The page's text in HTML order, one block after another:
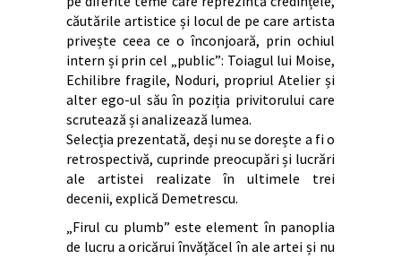
căutările artistice și locul de pe care artista
privește ceea ce o înconjoară, prin ochiul
intern și prin cel „public”: Toiagul lui Moise,
Echilibre fragile, Noduri, propriul Atelier și
alter ego-ul său în poziția privitorului care
scrutează și analizează lumea.
Selecția prezentată, deși nu se dorește a fi o
retrospectivă, cuprinde preocupări și lucrări
ale artistei realizate în ultimele trei
decenii, explică Demetrescu.
„Firul cu plumb” este element în panoplia
de lucru a oricărui învățăcel în ale artei și nu